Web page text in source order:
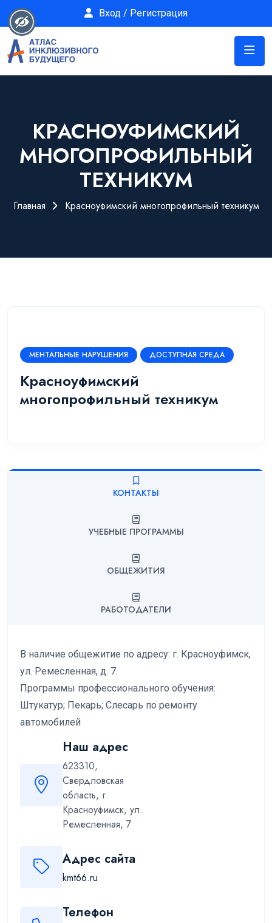
Вход / Регистрация
КРАСНОУФИМСКИЙ
МНОГОПРОФИЛЬНЫЙ
ТЕХНИКУМ
Главная Красноуфимский многопрофильный техникум
МЕНТАЛЬНЫЕ НАРУШЕНИЯ ДОСТУПНАЯ СРЕДА
Красноуфимский
многопрофильный техникум
КОНТАКТЫ
УЧЕБНЫЕ ПРОГРАММЫ
ОБЩЕЖИТИЯ
РАБОТОДАТЕЛИ
В наличие общежитие по адресу: г. Красноуфимск,
ул. Ремесленная, д. 7.
Программы профессионального обучения:
Штукатур; Пекарь; Слесарь по ремонту
автомобилей
Наш адрес
623310,
Свердловская
область, г.
Красноуфимск, ул.
Ремесленная, 7
Адрес сайта
kmt66.ru
Телефон